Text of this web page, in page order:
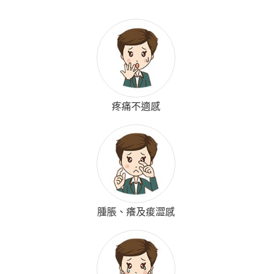
疼痛不適感
腫脹、癢及痠澀感